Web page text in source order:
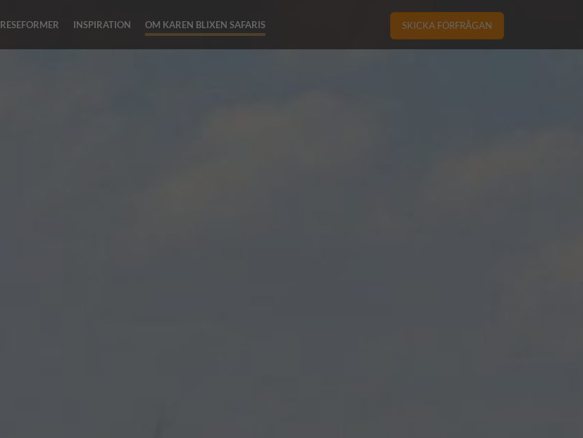
RESEFORMER INSPIRATION OM KAREN BLIXEN SAFARIS SKICKA FÖRFRÅGAN